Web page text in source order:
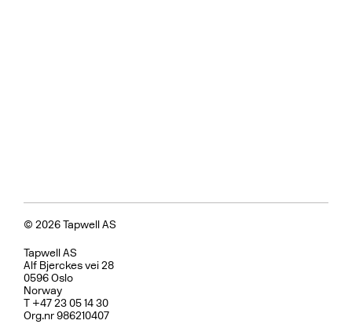
© 2026 Tapwell AS
Tapwell AS
Alf Bjerckes vei 28
0596 Oslo
Norway
T +47 23 05 14 30
Org.nr 986210407